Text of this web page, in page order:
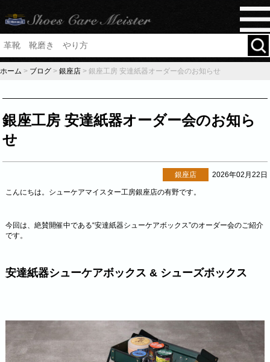
ホーム > ブログ > 銀座店 > 銀座工房 安達紙器オーダー会のお知らせ
銀座工房 安達紙器オーダー会のお知ら
せ
銀座店 2026年02月22日
こんにちは。シューケアマイスター工房銀座店の有野です。
今回は、絶賛開催中である“安達紙器シューケアボックス”のオーダー会のご紹介
です。
安達紙器シューケアボックス & シューズボックス